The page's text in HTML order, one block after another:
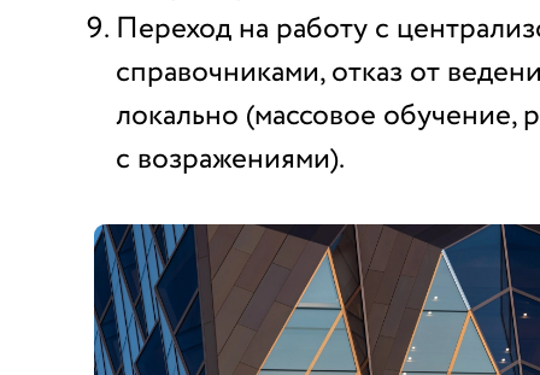
Переход на работу с
справочниками, отказ от
локально (массовое обучение,
с возражениями).